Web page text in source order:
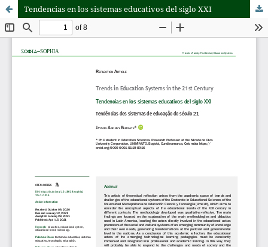
Tendencias en los sistemas educativos del siglo XXI